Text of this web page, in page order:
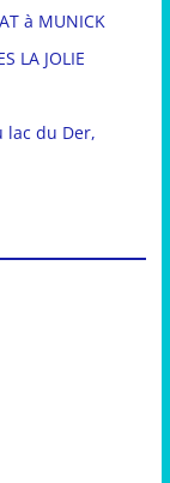
à MUNICK
LA JOLIE
lac du Der,